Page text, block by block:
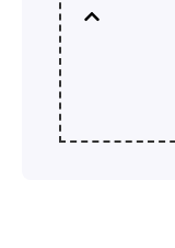
ارسال